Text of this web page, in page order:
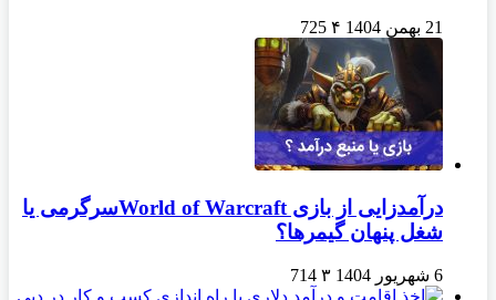
21 بهمن 1404 ۴ 725
درآمدزایی از بازی World of Warcraftسرگرمی یا
شغل پنهان گیمرها؟
6 شهریور 1404 ۳ 714